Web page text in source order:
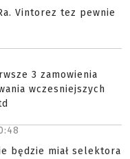
Vintorez tez pewnie
3 zamowienia
wczesniejszych
będzie miał selektora